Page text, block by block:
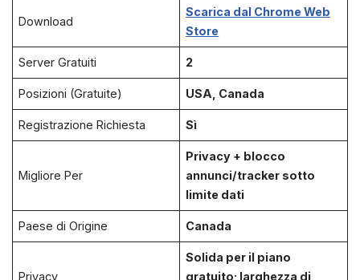
Download
Scarica dal Chrome Web
Store
Server Gratuiti 2
Posizioni (Gratuite) USA, Canada
Registrazione Richiesta Sì
Migliore Per
Privacy + blocco
annunci/tracker sotto
limite dati
Paese di Origine Canada
Privacy
Solida per il piano
gratuito; larghezza di